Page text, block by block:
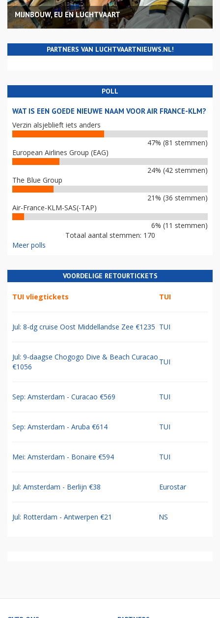
MIJNBOUW, EU EN LUCHTVAART
PARTNERS VAN LUCHTVAARTNIEUWS.NL!
POLL
WAT IS EEN GOEDE NIEUWE NAAM VOOR AIR FRANCE-KLM?
Verzin alsjeblieft iets anders
47% (81 stemmen)
European Airlines Group (EAG)
24% (42 stemmen)
The Blue Group
21% (36 stemmen)
Air-France-KLM-SAS(-TAP)
6% (11 stemmen)
Totaal aantal stemmen: 170
Meer polls
VOORDELIGE RETOURTICKETS
TUI vliegtickets TUI
Jul: 8-dg cruise Oost Middellandse Zee €1235 TUI
Jul: 9-daagse Chogogo Dive & Beach Curacao
€1056
TUI
Sep: Amsterdam - Curacao €569 TUI
Sep: Amsterdam - Aruba €614 TUI
Mei: Amsterdam - Bonaire €594 TUI
Jul: Amsterdam - Berlijn €38 Eurostar
Jul: Rotterdam - Antwerpen €21 NS